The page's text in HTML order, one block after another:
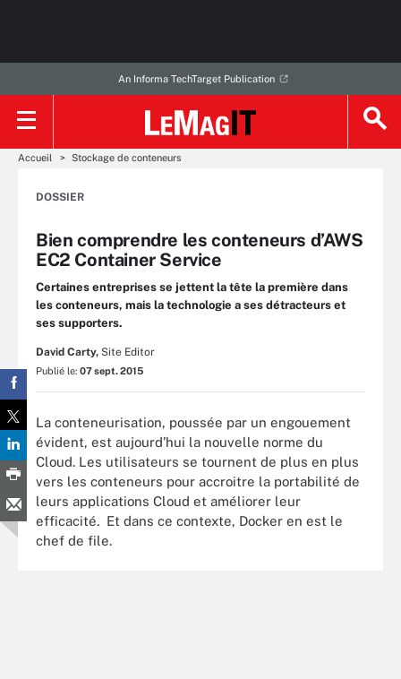
An Informa TechTarget Publication
Accueil Stockage de conteneurs
DOSSIER
Bien comprendre les conteneurs d’AWS
EC2 Container Service
Certaines entreprises se jettent la tête la première dans
les conteneurs, mais la technologie a ses détracteurs et
ses supporters.
David Carty, Site Editor
Publié le: 07 sept. 2015
La conteneurisation, poussée par un engouement
évident, est aujourd’hui la nouvelle norme du
Cloud. Les utilisateurs se tournent de plus en plus
vers les conteneurs pour accroitre la portabilité de
leurs applications Cloud et améliorer leur
efficacité. Et dans ce contexte, Docker en est le
chef de file.